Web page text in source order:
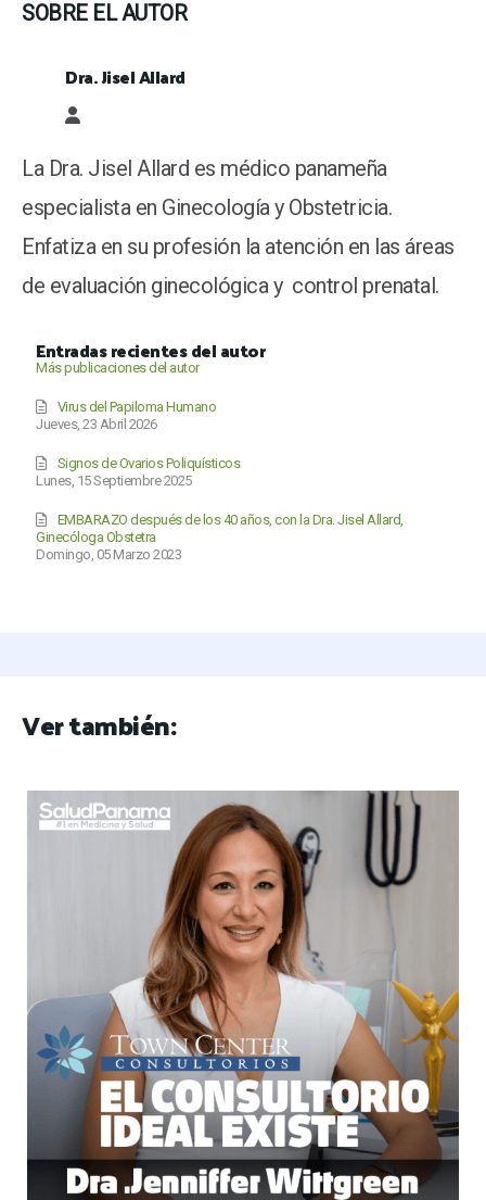
SOBRE EL AUTOR
Dra. Jisel Allard
Dra. Jisel Allard
La Dra. Jisel Allard es médico panameña
especialista en Ginecología y Obstetricia.
Enfatiza en su profesión la atención en las áreas
de evaluación ginecológica y control prenatal.
Entradas recientes del autor
Más publicaciones del autor
Jueves, 23 Abril 2026
Virus del Papiloma Humano
Lunes, 15 Septiembre 2025
Signos de Ovarios Poliquísticos
Domingo, 05 Marzo 2023
EMBARAZO después de los 40 años, con la Dra. Jisel Allard,
Ginecóloga Obstetra
Ver también: